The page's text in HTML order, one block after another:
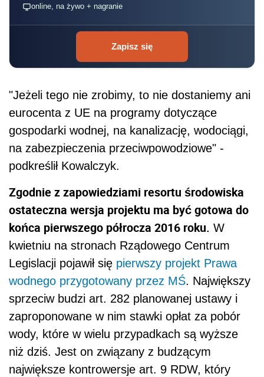
online, na żywo + nagranie
Zapisz się
"Jeżeli tego nie zrobimy, to nie dostaniemy ani
eurocenta z UE na programy dotyczące
gospodarki wodnej, na kanalizację, wodociągi,
na zabezpieczenia przeciwpowodziowe" -
podkreślił Kowalczyk.
Zgodnie z zapowiedziami resortu środowiska
ostateczna wersja projektu ma być gotowa do
końca pierwszego półrocza 2016 roku. W
kwietniu na stronach Rządowego Centrum
Legislacji pojawił się pierwszy projekt Prawa
wodnego przygotowany przez MŚ. Największy
sprzeciw budzi art. 282 planowanej ustawy i
zaproponowane w nim stawki opłat za pobór
wody, które w wielu przypadkach są wyższe
niż dziś. Jest on związany z budzącym
największe kontrowersje art. 9 RDW, który